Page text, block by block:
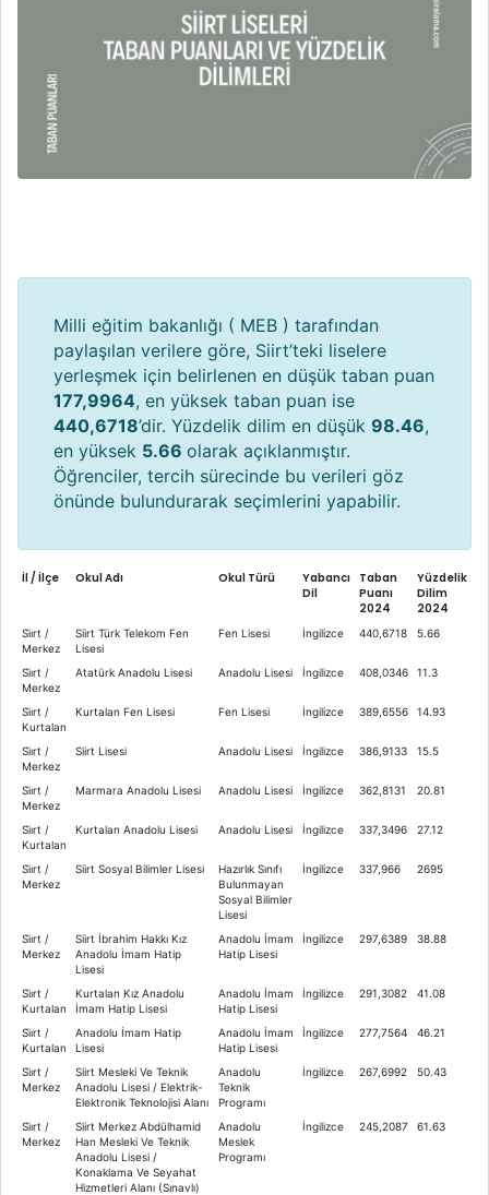
Milli eğitim bakanlığı ( MEB ) tarafından
paylaşılan verilere göre, Siirt’teki liselere
yerleşmek için belirlenen en düşük taban puan
177,9964, en yüksek taban puan ise
440,6718’dir. Yüzdelik dilim en düşük 98.46,
en yüksek 5.66 olarak açıklanmıştır.
Öğrenciler, tercih sürecinde bu verileri göz
önünde bulundurarak seçimlerini yapabilir.
İl / İlçe Okul Adı Okul Türü
Yabancı
Dil
Taban
Puanı
2024
Yüzdelik
Dilim
2024
Si̇i̇rt /
Merkez
Siirt Türk Telekom Fen
Lisesi
Fen Lisesi İngilizce 440,6718 5.66
Si̇i̇rt /
Merkez
Atatürk Anadolu Lisesi Anadolu Lisesi İngilizce 408,0346 11.3
Si̇i̇rt /
Kurtalan
Kurtalan Fen Lisesi Fen Lisesi İngilizce 389,6556 14.93
Si̇i̇rt /
Merkez
Siirt Lisesi Anadolu Lisesi İngilizce 386,9133 15.5
Si̇i̇rt /
Merkez
Marmara Anadolu Lisesi Anadolu Lisesi İngilizce 362,8131 20.81
Si̇i̇rt /
Kurtalan
Kurtalan Anadolu Lisesi Anadolu Lisesi İngilizce 337,3496 27.12
Si̇i̇rt /
Merkez
Siirt Sosyal Bilimler Lisesi
Hazırlık Sınıfı
Bulunmayan
Sosyal Bilimler
Lisesi
İngilizce 337,966 2695
Si̇i̇rt /
Merkez
Siirt İbrahim Hakkı Kız
Anadolu İmam Hatip
Lisesi
Anadolu İmam
Hatip Lisesi
İngilizce 297,6389 38.88
Si̇i̇rt /
Kurtalan
Kurtalan Kız Anadolu
İmam Hatip Lisesi
Anadolu İmam
Hatip Lisesi
İngilizce 291,3082 41.08
Si̇i̇rt /
Kurtalan
Anadolu İmam Hatip
Lisesi
Anadolu İmam
Hatip Lisesi
İngilizce 277,7564 46.21
Si̇i̇rt /
Merkez
Siirt Mesleki Ve Teknik
Anadolu Lisesi / Elektrik-
Elektronik Teknolojisi Alanı
Anadolu
Teknik
Programı
İngilizce 267,6992 50.43
Si̇i̇rt /
Merkez
Siirt Merkez Abdülhamid
Han Mesleki Ve Teknik
Anadolu Lisesi /
Konaklama Ve Seyahat
Hizmetleri Alanı (Sınavlı)
Anadolu
Meslek
Programı
İngilizce 245,2087 61.63